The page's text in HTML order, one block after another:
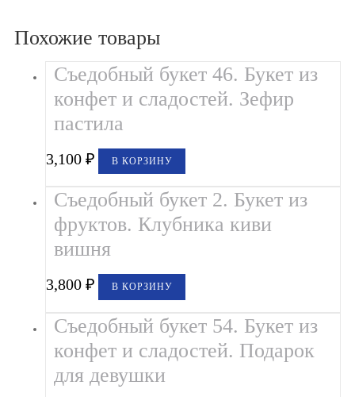
Похожие товары
Съедобный букет 46. Букет из
конфет и сладостей. Зефир
пастила
3,100₽ В КОРЗИНУ
Съедобный букет 2. Букет из
фруктов. Клубника киви
вишня
3,800₽ В КОРЗИНУ
Съедобный букет 54. Букет из
конфет и сладостей. Подарок
для девушки